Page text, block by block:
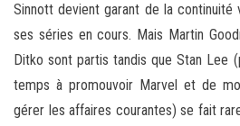
Sinnott devient garant de la continuité
ses séries en cours. Mais Martin
Ditko sont partis tandis que Stan Lee
temps à promouvoir Marvel et de
gérer les affaires courantes) se fait